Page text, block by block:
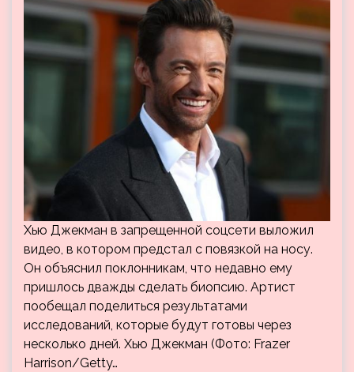
Хью Джекман в запрещенной соцсети выложил
видео, в котором предстал с повязкой на носу.
Он объяснил поклонникам, что недавно ему
пришлось дважды сделать биопсию. Артист
пообещал поделиться результатами
исследований, которые будут готовы через
несколько дней. Хью Джекман (Фото: Frazer
Harrison/Getty…